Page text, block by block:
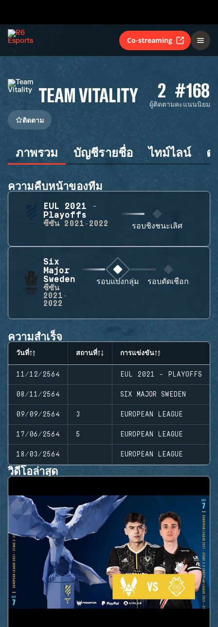
Co-streaming
TEAM VITALITY 2
ผู้ติดตาม
#168
คะแนนนิยม
ติดตาม
ภาพรวม บัญชีรายชื่อ ไทม์ไลน์ ต
ความคืบหน้าของทีม
EUL 2021 -
Playoffs
ซีซัน 2021-2022 รอบชิงชนะเลิศ
Six
Major
Sweden
ซีซัน
2021-
2022
รอบแบ่งกลุ่ม รอบตัดเชือก
ความสำเร็จ
วันที่ สถานที่ การแข่งขัน
11/12/2564 EUL 2021 - PLAYOFFS
08/11/2564 SIX MAJOR SWEDEN
09/09/2564 3 EUROPEAN LEAGUE
17/06/2564 5 EUROPEAN LEAGUE
18/03/2564 EUROPEAN LEAGUE
วิดีโอล่าสุด